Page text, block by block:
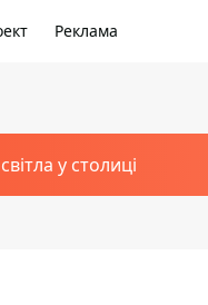
Реклама
у столиці